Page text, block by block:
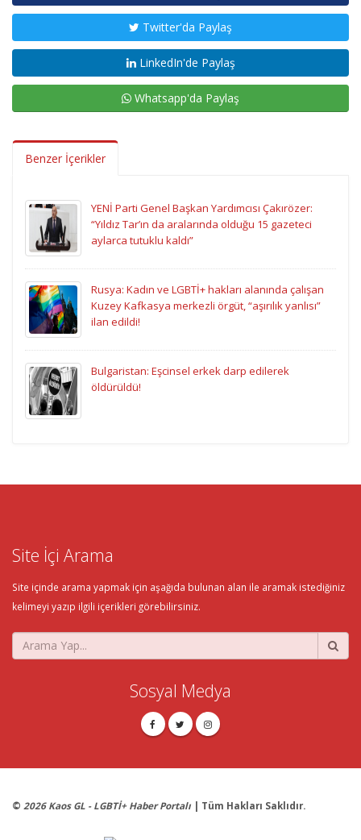
Twitter'da Paylaş
LinkedIn'de Paylaş
Whatsapp'da Paylaş
Benzer İçerikler
YENİ Parti Genel Başkan Yardımcısı Çakırözer:
“Yıldız Tar’ın da aralarında olduğu 15 gazeteci
aylarca tutuklu kaldı”
Rusya: Kadın ve LGBTİ+ hakları alanında çalışan
Kuzey Kafkasya merkezli örgüt, “aşırılık yanlısı”
ilan edildi!
Bulgaristan: Eşcinsel erkek darp edilerek
öldürüldü!
Site İçi Arama
Site içinde arama yapmak için aşağıda bulunan alan ile aramak istediğiniz
kelimeyi yazıp ilgili içerikleri görebilirsiniz.
Sosyal Medya
© 2026 Kaos GL - LGBTİ+ Haber Portalı | Tüm Hakları Saklıdır.